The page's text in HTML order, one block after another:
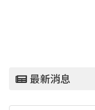
最新消息